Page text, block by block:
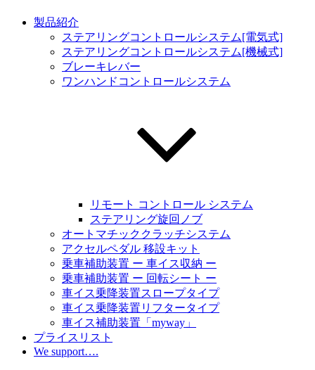
製品紹介
ステアリングコントロールシステム[電気式]
ステアリングコントロールシステム[機械式]
ブレーキレバー
ワンハンドコントロールシステム
リモート コントロール システム
ステアリング旋回ノブ
オートマチッククラッチシステム
アクセルペダル 移設キット
乗車補助装置 ー 車イス収納 ー
乗車補助装置 ー 回転シート ー
車イス乗降装置スロープタイプ
車イス乗降装置リフタータイプ
車イス補助装置「myway」
プライスリスト
We support….